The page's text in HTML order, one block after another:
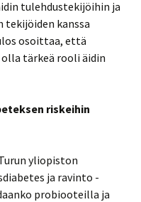
tulehdustekijöihin ja
tekijöiden kanssa
osoittaa, että
tärkeä rooli äidin
riskeihin
yliopiston
ja ravinto -
probiooteilla ja